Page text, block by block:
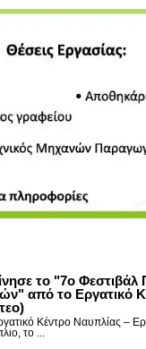
το "7ο
από το Εργατικό
Κέντρο Ναυπλίας –
το ...